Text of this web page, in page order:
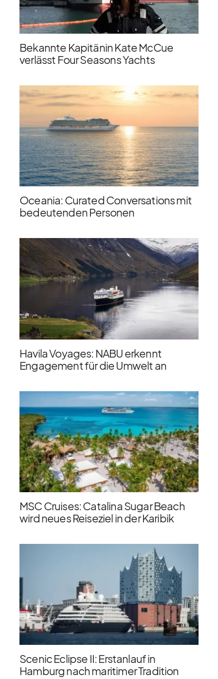
Bekannte Kapitänin Kate McCue
verlässt Four Seasons Yachts
Oceania: Curated Conversations mit
bedeutenden Personen
Havila Voyages: NABU erkennt
Engagement für die Umwelt an
MSC Cruises: Catalina Sugar Beach
wird neues Reiseziel in der Karibik
Scenic Eclipse II: Erstanlauf in
Hamburg nach maritimer Tradition